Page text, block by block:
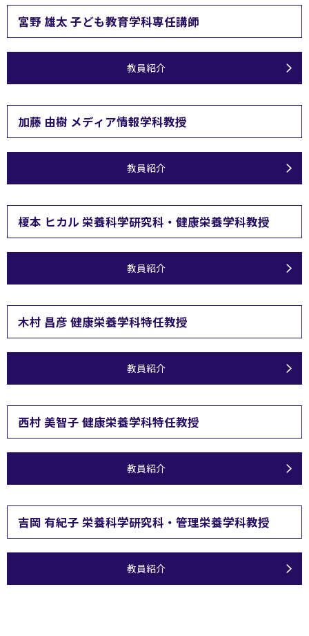
宮野 雄太 子ども教育学科専任講師
教員紹介
加藤 由樹 メディア情報学科教授
教員紹介
榎本 ヒカル 栄養科学研究科・健康栄養学科教授
教員紹介
木村 昌彦 健康栄養学科特任教授
教員紹介
西村 美智子 健康栄養学科特任教授
教員紹介
吉岡 有紀子 栄養科学研究科・管理栄養学科教授
教員紹介